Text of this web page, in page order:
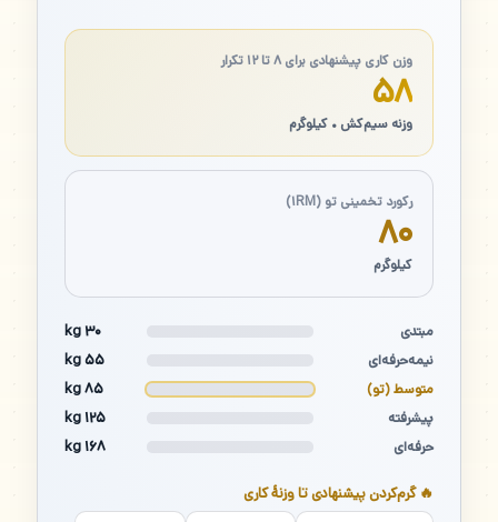
وزن کاری پیشنهادی برای ۸ تا ۱۲ تکرار
۵۸
وزنه سیم‌کش • کیلوگرم
رکورد تخمینی تو (۱RM)
۸۰
کیلوگرم
مبتدی ۳۰ kg
نیمه‌حرفه‌ای ۵۵ kg
متوسط (تو) ۸۵ kg
پیشرفته ۱۲۵ kg
حرفه‌ای ۱۶۸ kg
🔥 گرم‌کردن پیشنهادی تا وزنهٔ کاری